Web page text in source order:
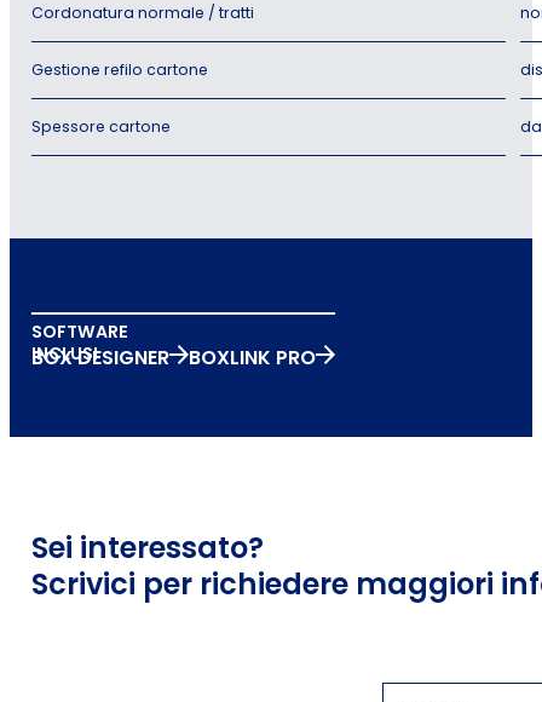
Cordonatura normale / tratti
Gestione refilo cartone
Spessore cartone
SOFTWARE
INCLUSI
BOX DESIGNER BOXLINK PRO
Sei interessato?
Scrivici per richiedere maggiori